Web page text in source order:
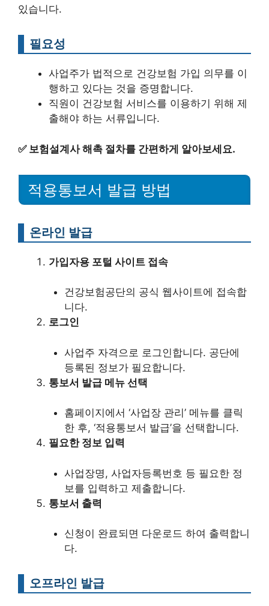
있습니다.
필요성
사업주가 법적으로 건강보험 가입 의무를 이
행하고 있다는 것을 증명합니다.
직원이 건강보험 서비스를 이용하기 위해 제
출해야 하는 서류입니다.
✅ 보험설계사 해촉 절차를 간편하게 알아보세요.
적용통보서 발급 방법
온라인 발급
가입자용 포털 사이트 접속
건강보험공단의 공식 웹사이트에 접속합
니다.
로그인
사업주 자격으로 로그인합니다. 공단에
등록된 정보가 필요합니다.
통보서 발급 메뉴 선택
홈페이지에서 ‘사업장 관리’ 메뉴를 클릭
한 후, ‘적용통보서 발급’을 선택합니다.
필요한 정보 입력
사업장명, 사업자등록번호 등 필요한 정
보를 입력하고 제출합니다.
통보서 출력
신청이 완료되면 다운로드 하여 출력합니
다.
오프라인 발급